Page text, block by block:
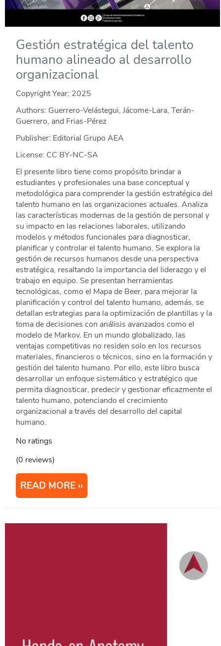
Gestión estratégica del talento
humano alineado al desarrollo
organizacional
Copyright Year: 2025
Authors: Guerrero-Velástegui, Jácome-Lara, Terán-
Guerrero, and Frias-Pérez
Publisher: Editorial Grupo AEA
License: CC BY-NC-SA
El presente libro tiene como propósito brindar a
estudiantes y profesionales una base conceptual y
metodológica para comprender la gestión estratégica del
talento humano en las organizaciones actuales. Analiza
las características modernas de la gestión de personal y
su impacto en las relaciones laborales, utilizando
modelos y métodos funcionales para diagnosticar,
planificar y controlar el talento humano. Se explora la
gestión de recursos humanos desde una perspectiva
estratégica, resaltando la importancia del liderazgo y el
trabajo en equipo. Se presentan herramientas
tecnológicas, como el Mapa de Beer, para mejorar la
planificación y control del talento humano, además, se
detallan estrategias para la optimización de plantillas y la
toma de decisiones con análisis avanzados como el
modelo de Markov. En un mundo globalizado, las
ventajas competitivas no residen solo en los recursos
materiales, financieros o técnicos, sino en la formación y
gestión del talento humano. Por ello, este libro busca
desarrollar un enfoque sistemático y estratégico que
permita diagnosticar, predecir y gestionar eficazmente el
talento humano, potenciando el crecimiento
organizacional a través del desarrollo del capital
humano.
No ratings
(0 reviews)
READ MORE